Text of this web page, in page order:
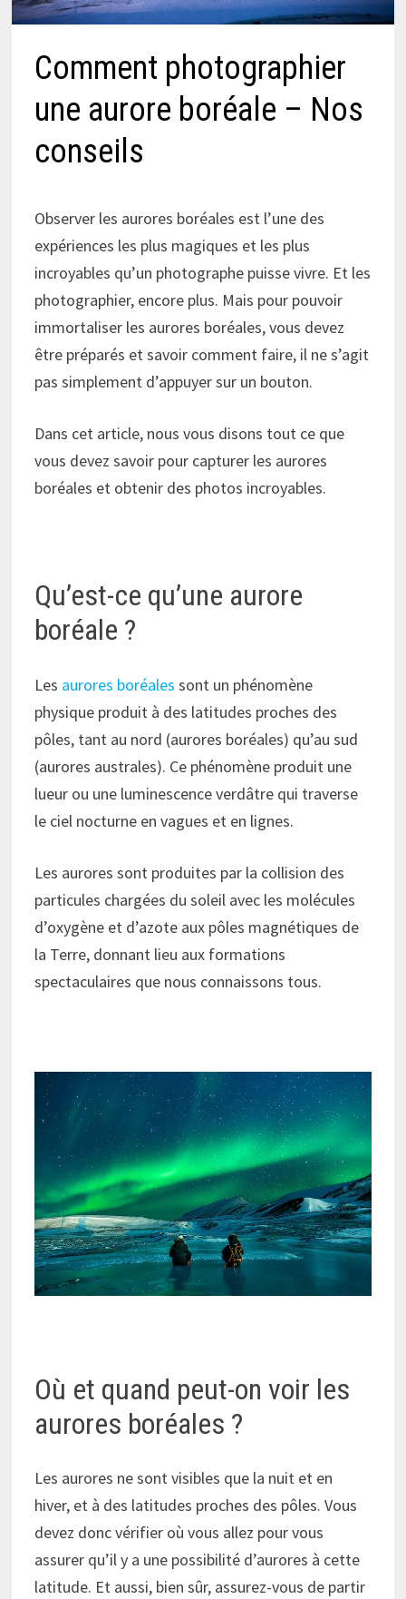
Comment photographier
une aurore boréale – Nos
conseils
Observer les aurores boréales est l’une des
expériences les plus magiques et les plus
incroyables qu’un photographe puisse vivre. Et les
photographier, encore plus. Mais pour pouvoir
immortaliser les aurores boréales, vous devez
être préparés et savoir comment faire, il ne s’agit
pas simplement d’appuyer sur un bouton.
Dans cet article, nous vous disons tout ce que
vous devez savoir pour capturer les aurores
boréales et obtenir des photos incroyables.
Qu’est-ce qu’une aurore
boréale ?
Les aurores boréales sont un phénomène
physique produit à des latitudes proches des
pôles, tant au nord (aurores boréales) qu’au sud
(aurores australes). Ce phénomène produit une
lueur ou une luminescence verdâtre qui traverse
le ciel nocturne en vagues et en lignes.
Les aurores sont produites par la collision des
particules chargées du soleil avec les molécules
d’oxygène et d’azote aux pôles magnétiques de
la Terre, donnant lieu aux formations
spectaculaires que nous connaissons tous.
Où et quand peut-on voir les
aurores boréales ?
Les aurores ne sont visibles que la nuit et en
hiver, et à des latitudes proches des pôles. Vous
devez donc vérifier où vous allez pour vous
assurer qu’il y a une possibilité d’aurores à cette
latitude. Et aussi, bien sûr, assurez-vous de partir